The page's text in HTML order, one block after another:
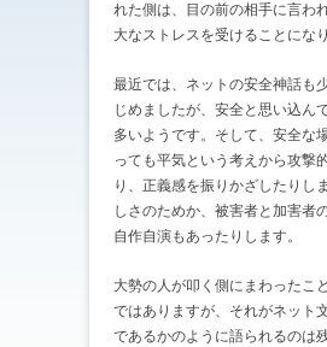
れた側は、目の前の相手に言わ
大なストレスを受けることになり
最近では、ネットの安全神話も
じめましたが、安全と思い込ん
多いようです。そして、安全な
っても平気という考えから攻撃
り、正義感を振りかざしたりし
しさのためか、被害者と加害者
自作自演もあったりします。
大勢の人が叩く側にまわったこ
ではありますが、それがネット
であるかのように語られるのは